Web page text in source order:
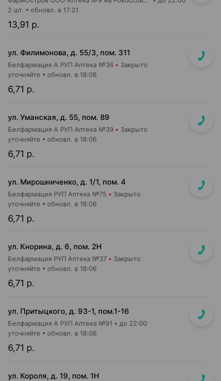
13,91 р.
2 шт. обновл. в 17:21
ул. Филимонова, д. 55/3, пом. 311
Белфармация А РУП Аптека №36 Закрыто
6,71 р.
уточняйте обновл. в 18:06
ул. Уманская, д. 55, пом. 89
Белфармация А РУП Аптека №39 Закрыто
6,71 р.
уточняйте обновл. в 18:06
ул. Мирошниченко, д. 1/1, пом. 4
Белфармация РУП Аптека №75 Закрыто
6,71 р.
уточняйте обновл. в 18:06
ул. Кнорина, д. 6, пом. 2Н
Белфармация РУП Аптека №37 Закрыто
6,71 р.
уточняйте обновл. в 18:06
ул. Притыцкого, д. 93-1, пом.1-16
Белфармация А РУП Аптека №91 до 22:00
6,71 р.
уточняйте обновл. в 18:06
ул. Короля, д. 19, пом. 1Н